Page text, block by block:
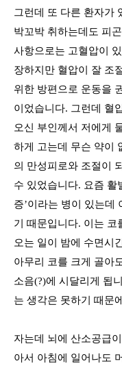
그런데 또 다른 환자가
박꼬박 취하는데도 피
사항으로는 고혈압이
장하지만 혈압이 잘 조
위한 방편으로 운동을
이었습니다. 그런데 혈
오신 부인께서 저에게
하게 고는데 무슨 약이
의 만성피로와 조절이
수 있었습니다. 요즘 활
증’이라는 병이 있는데
기 때문입니다. 이는 코
오는 일이 밤에 수면시
아무리 코를 크게 골아
소음(?)에 시달리게 됩
는 생각은 못하기 때문
자는데 뇌에 산소공급
아서 아침에 일어나도